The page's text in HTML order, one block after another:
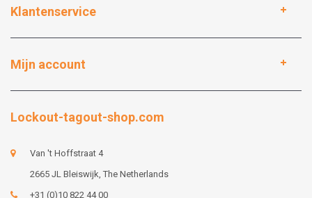
Klantenservice
Mijn account
Lockout-tagout-shop.com
Van 't Hoffstraat 4
2665 JL Bleiswijk, The Netherlands
+31 (0)10 822 44 00